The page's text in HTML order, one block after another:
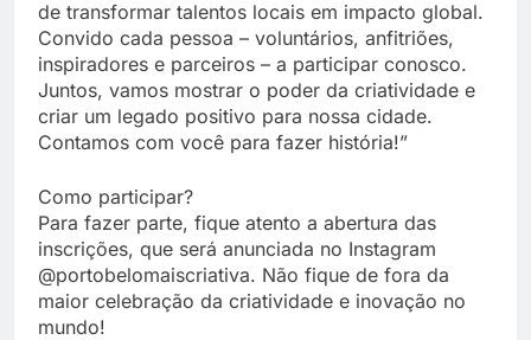
de transformar talentos locais em impacto global.
Convido cada pessoa – voluntários, anfitriões,
inspiradores e parceiros – a participar conosco.
Juntos, vamos mostrar o poder da criatividade e
criar um legado positivo para nossa cidade.
Contamos com você para fazer história!”
Como participar?
Para fazer parte, fique atento a abertura das
inscrições, que será anunciada no Instagram
@portobelomaiscriativa. Não fique de fora da
maior celebração da criatividade e inovação no
mundo!